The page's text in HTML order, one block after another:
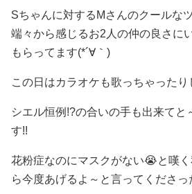
Sちゃんに対するMさんのクールな
端々から感じるお2人の仲の良さに
もらってます(*´∀｀)
この日はカラオケも歌っちゃったり
シエル恒例!?の合いの手も出来てと
す!!
花粉症なのにマスクがない😭と嘆
ら今度あげるよ～と言ってくださっ